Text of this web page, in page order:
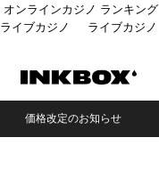
オンラインカジノ ランキング
ライブカジノ
ライブカジノ
価格改定のお知らせ